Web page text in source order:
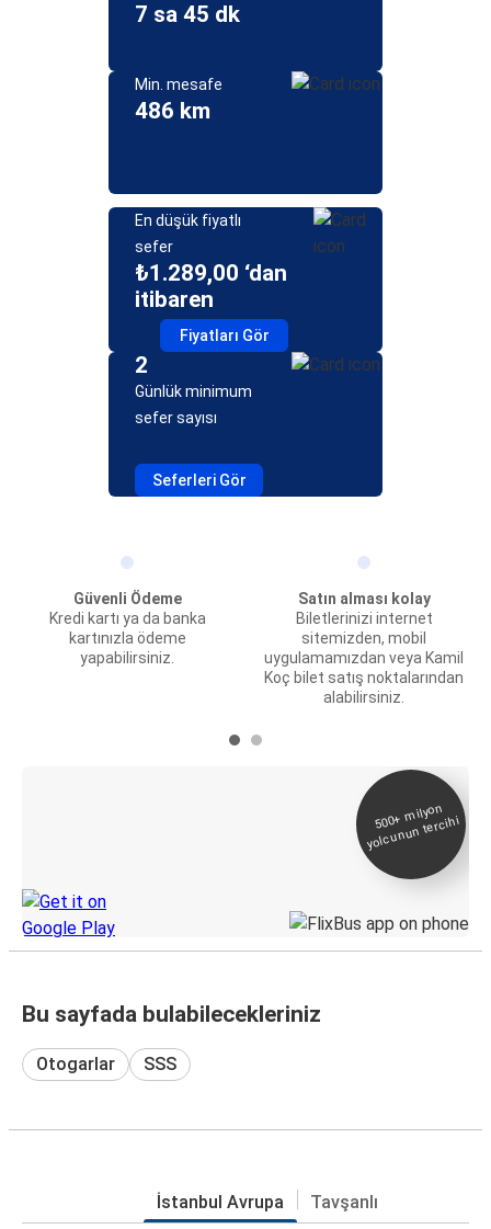
7 sa 45 dk
Min. mesafe
486 km
En düşük fiyatlı
sefer
₺1.289,00 ‘dan
itibaren
Fiyatları Gör
2
Günlük minimum
sefer sayısı
Seferleri Gör
Güvenli Ödeme
Kredi kartı ya da banka
kartınızla ödeme
yapabilirsiniz.
Satın alması kolay
Biletlerinizi internet
sitemizden, mobil
uygulamamızdan veya Kamil
Koç bilet satış noktalarından
alabilirsiniz.
500+
milyon
yolcunun tercihi
Bu sayfada bulabilecekleriniz
Otogarlar SSS
İstanbul Avrupa Tavşanlı